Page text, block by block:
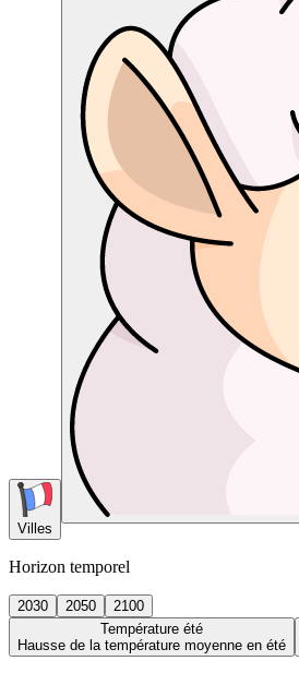
Villes
Horizon temporel
2030 2050
2100
Température été
Hausse de la température moyenne en été